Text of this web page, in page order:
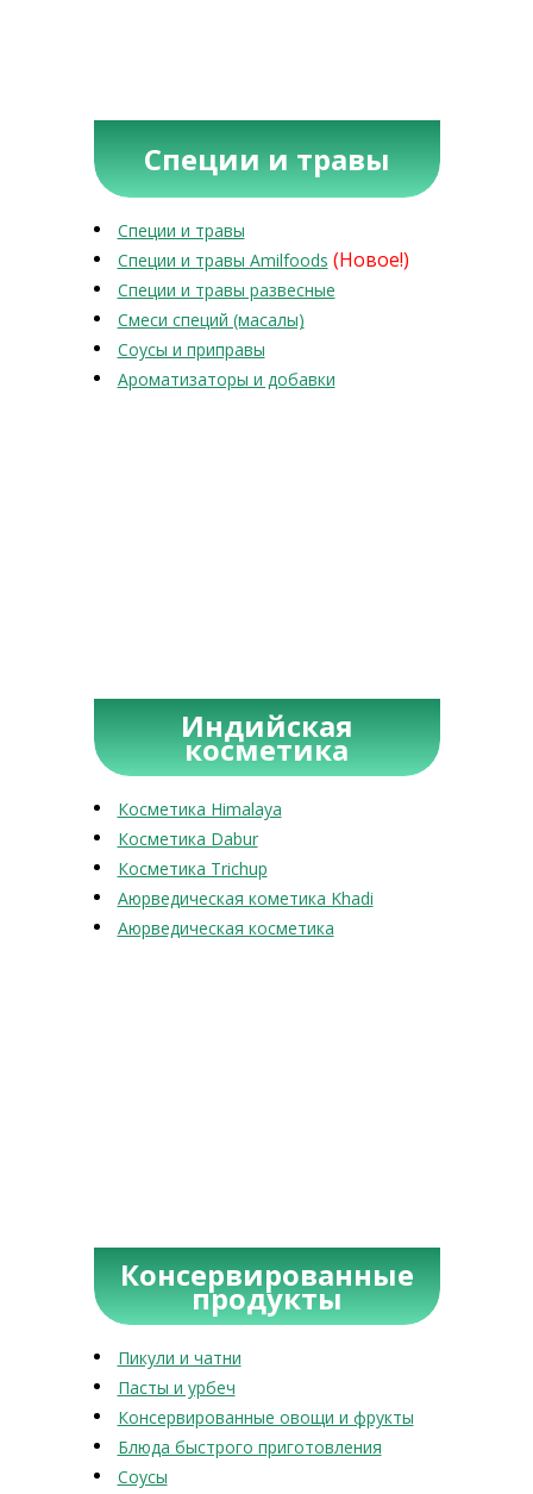
Специи и травы
Специи и травы
Специи и травы Amilfoods (Новое!)
Специи и травы развесные
Смеси специй (масалы)
Соусы и приправы
Ароматизаторы и добавки
Индийская
косметика
Косметика Himalaya
Косметика Dabur
Косметика Trichup
Аюрведическая кометика Khadi
Аюрведическая косметика
Консервированные
продукты
Пикули и чатни
Пасты и урбеч
Консервированные овощи и фрукты
Блюда быстрого приготовления
Соусы